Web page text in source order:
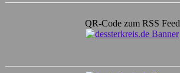
QR-Code zum RSS Feed